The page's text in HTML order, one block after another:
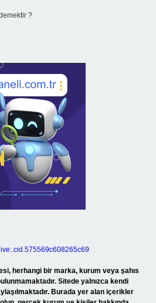
?
herhangi bir marka, kurum veya şahıs
Sitede yalnızca kendi
Burada yer alan içerikler